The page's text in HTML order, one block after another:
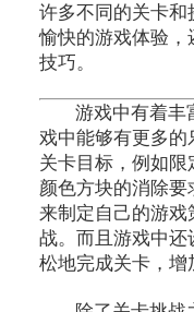
许多不同的关卡
愉快的游戏体验
技巧。
游戏中有着丰
戏中能够有更多
关卡目标，例如
颜色方块的消除
来制定自己的游
战。而且游戏中还
松地完成关卡，增